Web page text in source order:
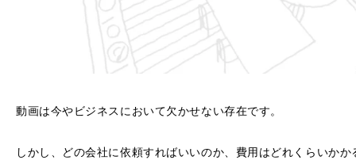
動画は今やビジネスにおいて欠かせない存在です。
しかし、どの会社に依頼すればいいのか、費用はどれくらいか